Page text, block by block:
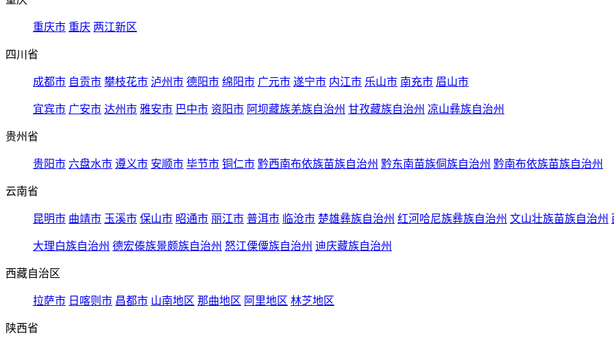
重庆市 重庆 两江新区
四川省
成都市 自贡市 攀枝花市 泸州市 德阳市 绵阳市 广元市 遂宁市 内江市 乐山市 南充市 眉山市
宜宾市 广安市 达州市 雅安市 巴中市 资阳市 阿坝藏族羌族自治州 甘孜藏族自治州 凉山彝族自治州
贵州省
贵阳市 六盘水市 遵义市 安顺市 毕节市 铜仁市 黔西南布依族苗族自治州 黔东南苗族侗族自治州 黔南布依族苗族自治州
云南省
昆明市 曲靖市 玉溪市 保山市 昭通市 丽江市 普洱市 临沧市 楚雄彝族自治州 红河哈尼族彝族自治州 文山壮族苗族自治州
大理白族自治州 德宏傣族景颇族自治州 怒江傈僳族自治州 迪庆藏族自治州
西藏自治区
拉萨市 日喀则市 昌都市 山南地区 那曲地区 阿里地区 林芝地区
陕西省